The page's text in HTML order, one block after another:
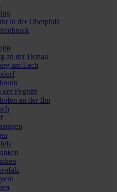
in der Oberpfalz
an der Donau
am Lech
Pegnitz
an der Ilm